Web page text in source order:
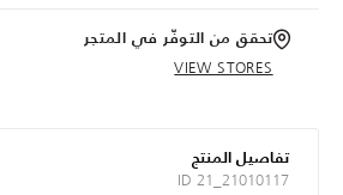
تحقق من التوفّر في المتجر
VIEW STORES
تفاصيل المنتج
ID 21_21010117